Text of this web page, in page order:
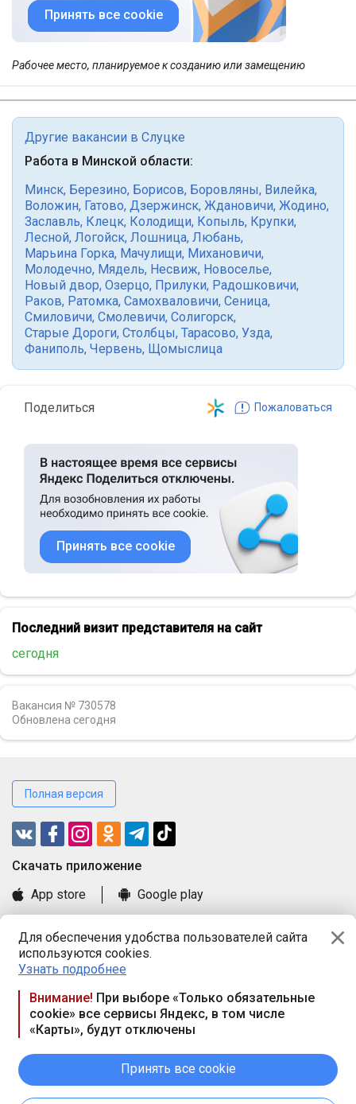
Для обеспечения удобства пользователей сайта
используются cookies.
Узнать подробнее
Внимание! При выборе «Только обязательные
cookie» все сервисы Яндекс, в том числе
«Карты», будут отключены
Принять все cookie
Принять все cookie
Рабочее место, планируемое к созданию или замещению
Другие вакансии в Слуцке
Работа в Минской области:
Минск, Березино, Борисов, Боровляны, Вилейка,
Воложин, Гатово, Дзержинск, Ждановичи, Жодино,
Заславль, Клецк, Колодищи, Копыль, Крупки,
Лесной, Логойск, Лошница, Любань,
Марьина Горка, Мачулищи, Михановичи,
Молодечно, Мядель, Несвиж, Новоселье,
Новый двор, Озерцо, Прилуки, Радошковичи,
Раков, Ратомка, Самохваловичи, Сеница,
Смиловичи, Смолевичи, Солигорск,
Старые Дороги, Столбцы, Тарасово, Узда,
Фаниполь, Червень, Щомыслица
Поделиться Пожаловаться
Принять все cookie
Последний визит представителя на сайт
сегодня
Вакансия № 730578
Обновлена сегодня
Полная версия
Cкачать приложение
App store
Google play
Книга замечаний и предложений
Правила и документы
Praca.by © 2000—2026, ООО «ПРАЦА БАЙ»
Республика Беларусь, 220114, г. Минск, пр-т Независимости
117а, пом. № 9.
вых. дн. — сб., вс.
Режим работы сайта — круглосуточно. E-mail ООО «ПРАЦА
БАЙ» editor@praca.by